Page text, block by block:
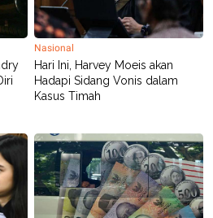
Nasional
Hari Ini, Harvey Moeis akan
Hadapi Sidang Vonis dalam
Kasus Timah